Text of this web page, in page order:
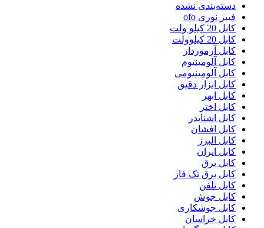
دسته‌بندی نشده
فیبر نوری ofo
کابل 20 کیلو ولت
کابل 20 کیلوولت
کابل آرموردار
کابل آلومینیوم
کابل آلومینیومی
کابل ابزار دقیق
کابل ابهر
کابل اختر
کابل اشنایدر
کابل افشان
کابل البرز
کابل ایران
کابل برق
کابل برق تک فاز
کابل تلفن
کابل جوش
کابل جوشکاری
کابل خراسان